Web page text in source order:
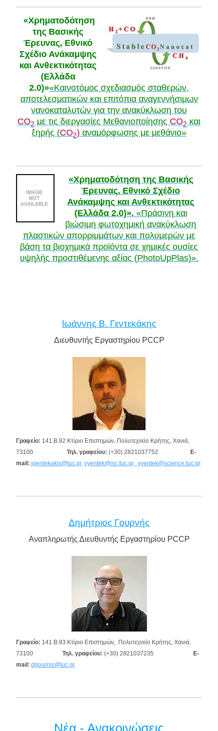
«Χρηματοδότηση
της Βασικής
Έρευνας, Εθνικό
Σχέδιο Ανάκαμψης
και Ανθεκτικότητας
(Ελλάδα
2.0)»«Καινοτόμος σχεδιασμός σταθερών,
αποτελεσματικών και επιτόπια αναγεννήσιμων
νανοκαταλυτών για την ανακύκλωση του
CO2 με τις διεργασίες Μεθανιοποίησης CO2 και
ξηρής (CΟ2) αναμόρφωσης με μεθάνιο»
«Χρηματοδότηση της Βασικής
Έρευνας, Εθνικό Σχέδιο
Ανάκαμψης και Ανθεκτικότητας
(Ελλάδα 2.0)». «Πράσινη και
βιώσιμη φωτοχημική ανακύκλωση
πλαστικών απορριμμάτων και πολυμερών με
βάση τα βιοχημικά προϊόντα σε χημικές ουσίες
υψηλής προστιθέμενης αξίας (PhotoUpPlas)».
Ιωάννης Β. Γεντεκάκης
Διευθυντής Εργαστηρίου PCCP
Γραφείο: 141.Β.92 Κτίριο Επιστημών, Πολυτεχνείο Κρήτης, Χανιά,
73100 Τηλ. γραφείου: (+30) 2821037752
E-
mail: igentekakis@tuc.gr, yyentek@isc.tuc.gr, yyentek@science.tuc.gr
Δημήτριος Γουρνής
Αναπληρωτής Διευθυντής Εργαστηρίου PCCP
Γραφείο: 141.Β.93 Κτίριο Επιστημών, Πολυτεχνείο Κρήτης, Χανιά,
73100 Τηλ. γραφείου: (+30) 2821037235
E-
mail: dgournis@tuc.gr
Νέα - Ανακοινώσεις